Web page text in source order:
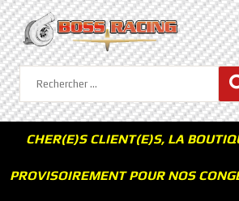
CHER(E)S CLIENT(E)S, LA
PROVISOIREMENT POUR NOS